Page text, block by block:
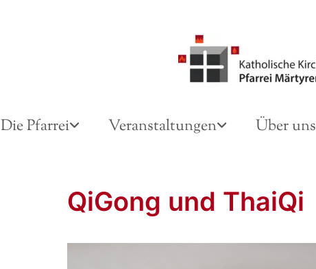
Die Pfarrei Veranstaltungen Über uns
QiGong und ThaiQi